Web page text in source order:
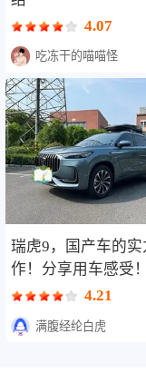
4.07
吃冻干的喵喵怪
瑞虎9，国产车的实
作！分享用车感受！
4.21
满腹经纶白虎